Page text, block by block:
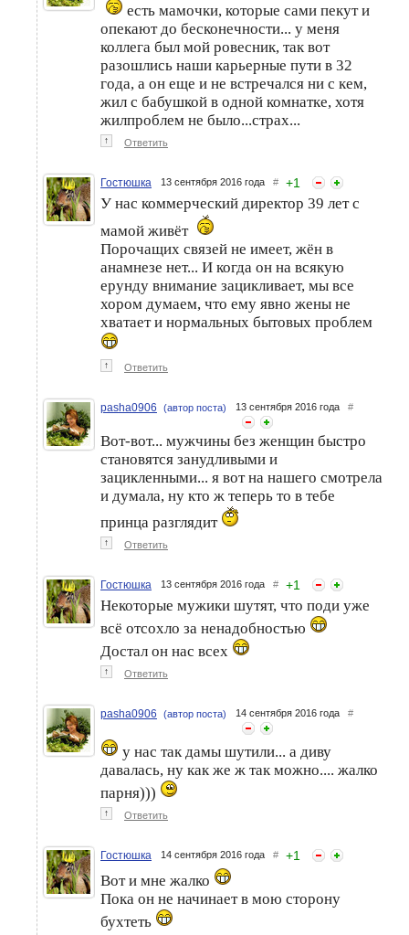
есть мамочки, которые сами пекут и
опекают до бесконечности... у меня
коллега был мой ровесник, так вот
разошлись наши карьерные пути в 32
года, а он еще и не встречался ни с кем,
жил с бабушкой в одной комнатке, хотя
жилпроблем не было...страх...
↑ Ответить
Гостюшка 13 сентября 2016 года # +1
У нас коммерческий директор 39 лет с
мамой живёт
Порочащих связей не имеет, жён в
анамнезе нет... И когда он на всякую
ерунду внимание зацикливает, мы все
хором думаем, что ему явно жены не
хватает и нормальных бытовых проблем
↑ Ответить
pasha0906 (автор поста) 13 сентября 2016 года #
Вот-вот... мужчины без женщин быстро
становятся занудливыми и
зацикленными... я вот на нашего смотрела
и думала, ну кто ж теперь то в тебе
принца разглядит
↑ Ответить
Гостюшка 13 сентября 2016 года # +1
Некоторые мужики шутят, что поди уже
всё отсохло за ненадобностью
Достал он нас всех
↑ Ответить
pasha0906 (автор поста) 14 сентября 2016 года #
у нас так дамы шутили... а диву
давалась, ну как же ж так можно.... жалко
парня)))
↑ Ответить
Гостюшка 14 сентября 2016 года # +1
Вот и мне жалко
Пока он не начинает в мою сторону
бухтеть